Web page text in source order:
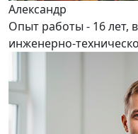
Александр
Опыт работы - 16 лет,
инженерно-